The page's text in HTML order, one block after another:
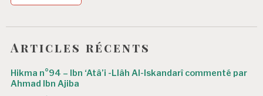
e
l
’
a
r
Articles récents
Hikma n°94 – Ibn ‘Atâ’i -Llâh Al-Iskandarî commenté par
Ahmad Ibn Ajiba